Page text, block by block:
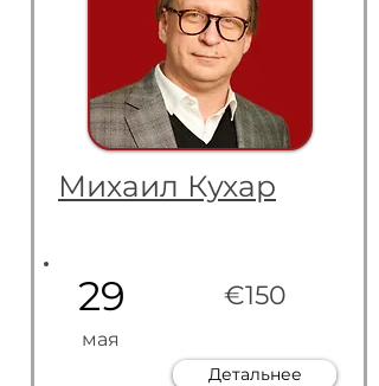
Михаил Кухар
29
мая
€150
Детальнее